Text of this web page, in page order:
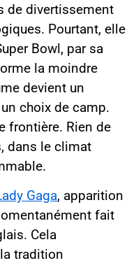
de divertissement
Pourtant, elle
Bowl, par sa
la moindre
devient un
choix de camp.
frontière. Rien de
dans le climat
Gaga, apparition
fait
Cela
tradition